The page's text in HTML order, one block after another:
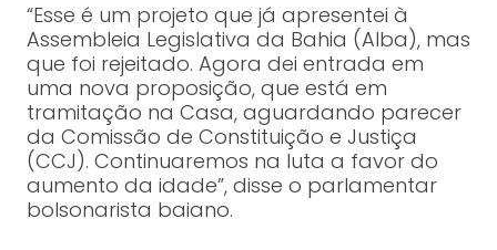
“Esse é um projeto que já apresentei à
Assembleia Legislativa da Bahia (Alba), mas
que foi rejeitado. Agora dei entrada em
uma nova proposição, que está em
tramitação na Casa, aguardando parecer
da Comissão de Constituição e Justiça
(CCJ). Continuaremos na luta a favor do
aumento da idade”, disse o parlamentar
bolsonarista baiano.